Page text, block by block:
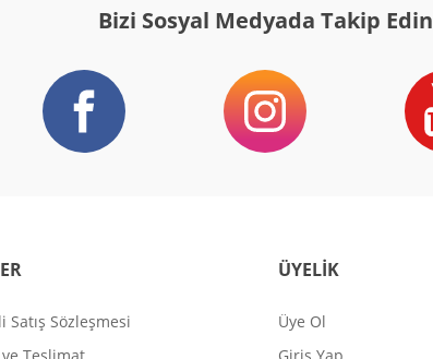
Bizi Sosyal Medyada Takip Edin
Satış Sözleşmesi
ÜYELİK
Üye Ol